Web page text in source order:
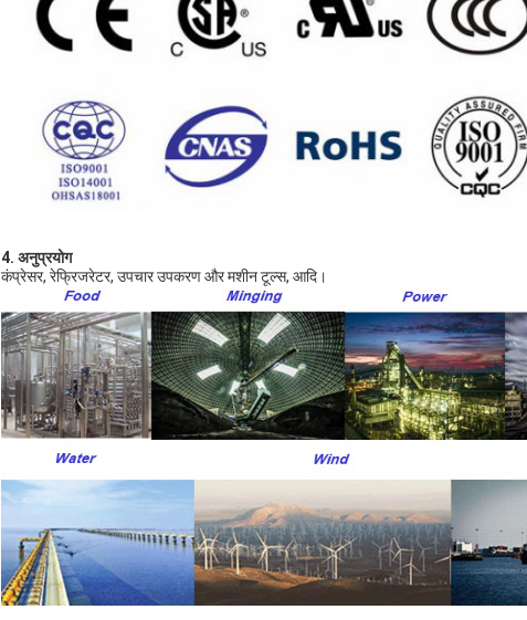
4. अनुप्रयोग
कंप्रेसर, रेफ्रिजरेटर, उपचार उपकरण और मशीन टूल्स, आदि।